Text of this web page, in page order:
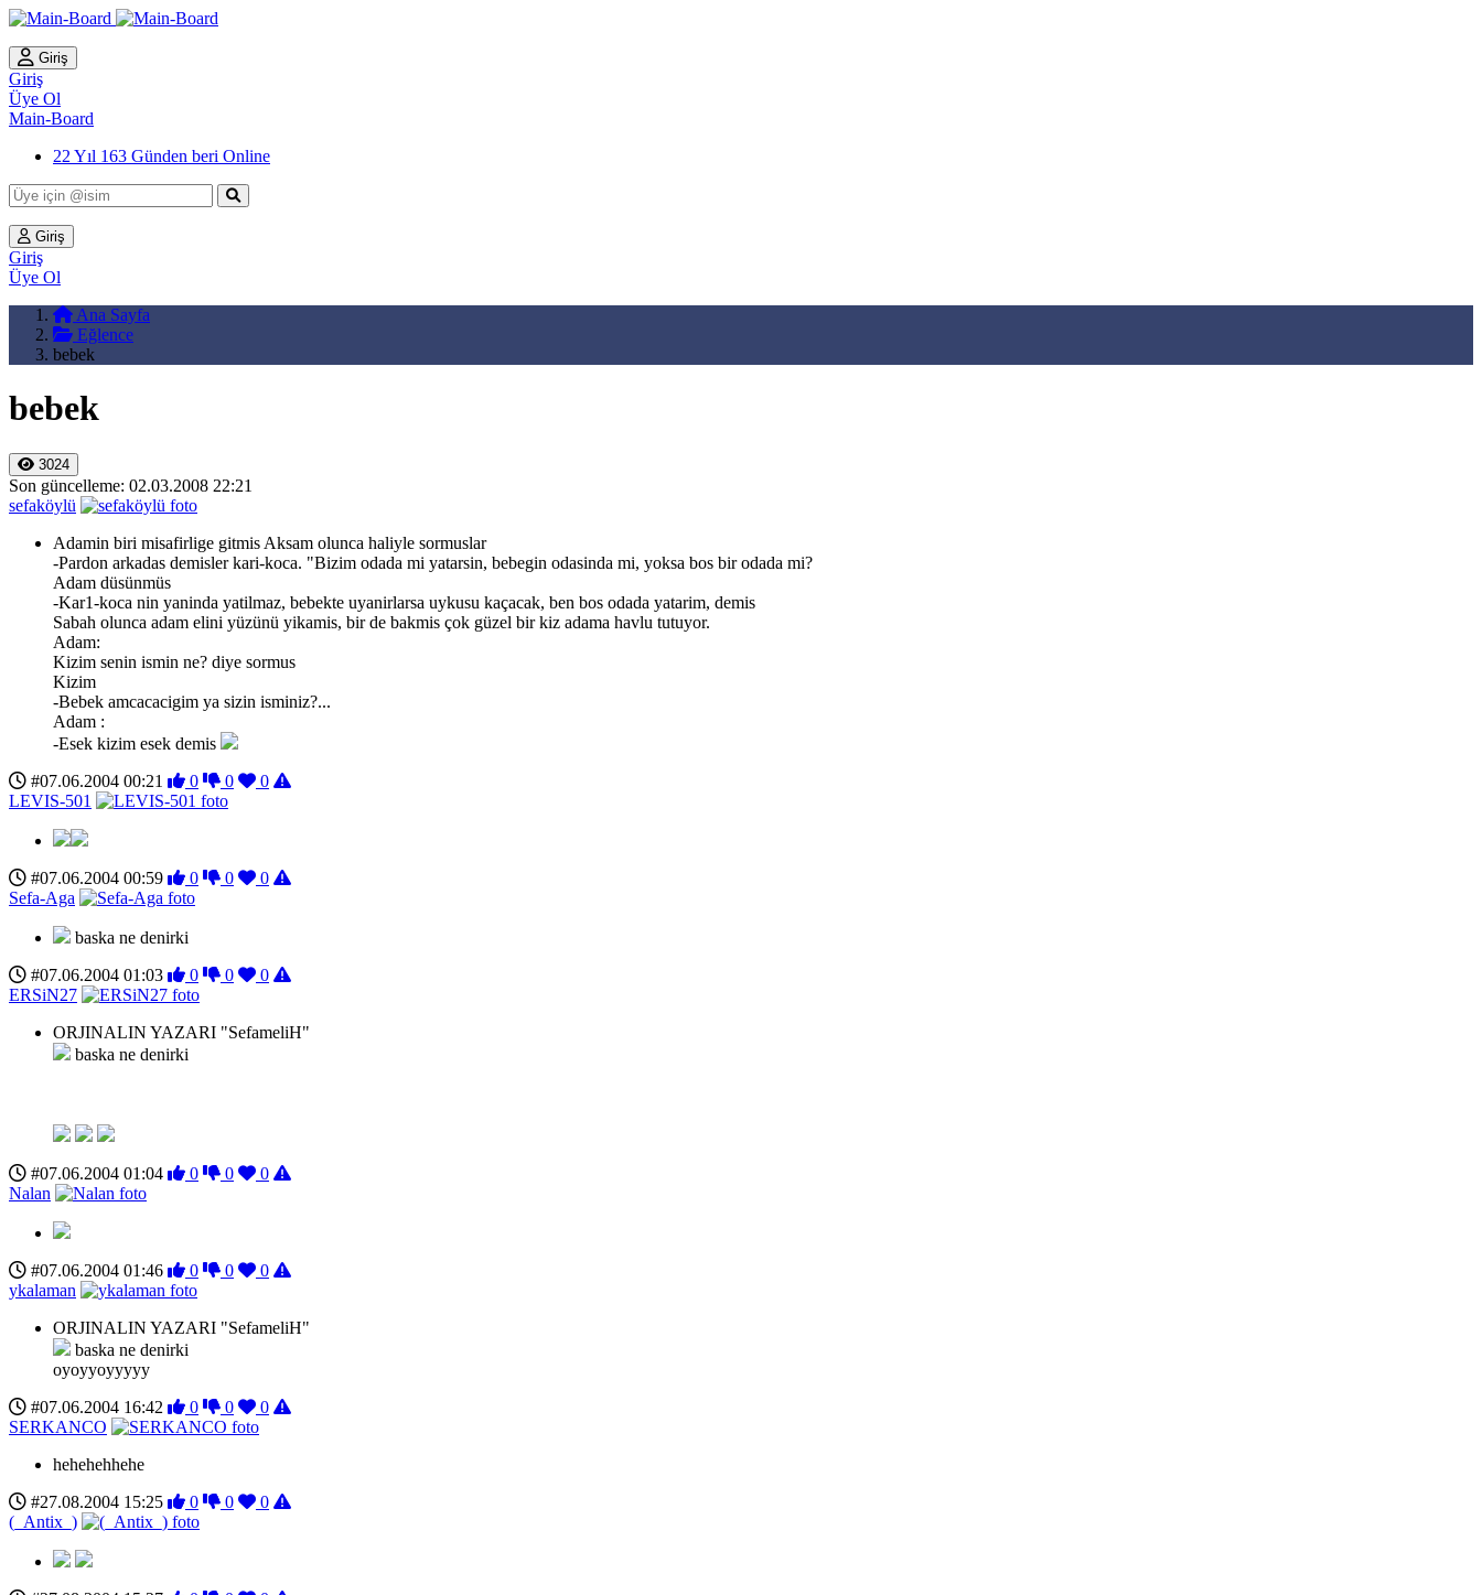
Giriş
Giriş
Üye Ol
Main-Board
22 Yıl 163 Günden beri Online
Giriş
Giriş
Üye Ol
Ana Sayfa
Eğlence
bebek
bebek
3024
Son güncelleme: 02.03.2008 22:21
sefaköylü
Adamin biri misafirlige gitmis Aksam olunca haliyle sormuslar
-Pardon arkadas demisler kari-koca. "Bizim odada mi yatarsin, bebegin odasinda mi, yoksa bos bir odada mi?
Adam düsünmüs
-Kar1-koca nin yaninda yatilmaz, bebekte uyanirlarsa uykusu kaçacak, ben bos odada yatarim, demis
Sabah olunca adam elini yüzünü yikamis, bir de bakmis çok güzel bir kiz adama havlu tutuyor.
Adam:
Kizim senin ismin ne? diye sormus
Kizim
-Bebek amcacacigim ya sizin isminiz?...
Adam :
-Esek kizim esek demis
#07.06.2004 00:21
0 0
0
LEVIS-501
#07.06.2004 00:59 0 0
0
Sefa-Aga
baska ne denirki
#07.06.2004 01:03
0 0
0
ERSiN27
ORJINALIN YAZARI "SefameliH"
baska ne denirki
#07.06.2004 01:04 0 0
0
Nalan
#07.06.2004 01:46 0 0
0
ykalaman
ORJINALIN YAZARI "SefameliH"
baska ne denirki
oyoyyoyyyyy
#07.06.2004 16:42
0 0
0
SERKANCO
hehehehhehe
#27.08.2004 15:25
0 0
0
(_Antix_)